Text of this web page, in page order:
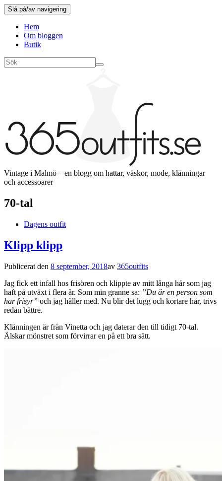
Slå på/av navigering
Hem
Om bloggen
Butik
Vintage i Malmö – en blogg om hattar, väskor, mode, klänningar
och accessoarer
70-tal
Dagens outfit
Klipp klipp
Publicerat den 8 september, 2018av 365outfits
Jag fick ett infall hos frisören och klippte av mitt långa hår som jag
haft på utväxt i flera år. Som min granne sa: ”Du är en person som
har frisyr” och jag håller med. Nu blir det lugg och kortare hår, trivs
redan bättre.
Klänningen är från Vinetta och jag daterar den till tidigt 70-tal.
Älskar mönstret som förvirrar en på ett bra sätt.